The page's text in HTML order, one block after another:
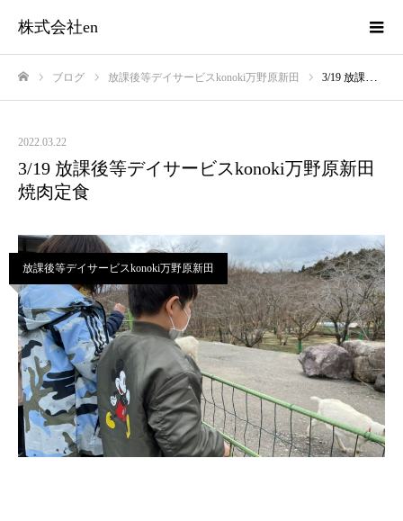
株式会社en
ブログ 放課後等デイサービスkonoki万野原新田 3/19 放課後等デイサービスkonoki万野原新田 焼肉定食
2022.03.22
3/19 放課後等デイサービスkonoki万野原新田
焼肉定食
放課後等デイサービスkonoki万野原新田